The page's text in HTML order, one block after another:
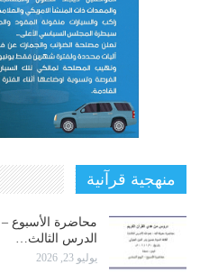
منهجية قرآنية
محاضرة الأسبوع –
الدرس الثالث…
يوليو 23, 2026